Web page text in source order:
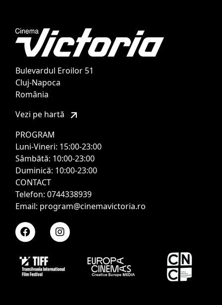
Bulevardul Eroilor 51
Cluj-Napoca
România
Vezi pe hartă
PROGRAM
Luni-Vineri: 15:00-23:00
Sâmbătă: 10:00-23:00
Duminică: 10:00-23:00
CONTACT
Telefon: 0744338939
Email: program@cinemavictoria.ro